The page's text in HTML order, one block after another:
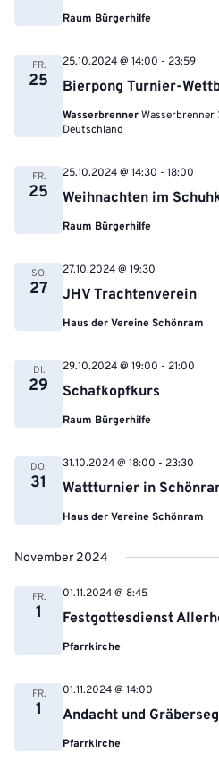
Raum Bürgerhilfe
FR.
25 Bierpong Turnier-
25.10.2024 @ 14:00 - 23:59
Wasserbrenner
Deutschland
FR.
25 Weihnachten im
25.10.2024 @ 14:30 - 18:00
Raum Bürgerhilfe
SO.
27 JHV Trachtenverein
27.10.2024 @ 19:30
Haus der Vereine Schönram
DI.
29 Schafkopfkurs
29.10.2024 @ 19:00 - 21:00
Raum Bürgerhilfe
DO.
31 Wattturnier in
31.10.2024 @ 18:00 - 23:30
Haus der Vereine Schönram
November 2024
FR.
1 Festgottesdienst
01.11.2024 @ 8:45
Pfarrkirche
FR.
1 Andacht und
01.11.2024 @ 14:00
Pfarrkirche